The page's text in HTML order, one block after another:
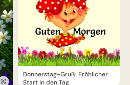
Donnerstag-Gruß: Fröhlicher
Start in den Tag